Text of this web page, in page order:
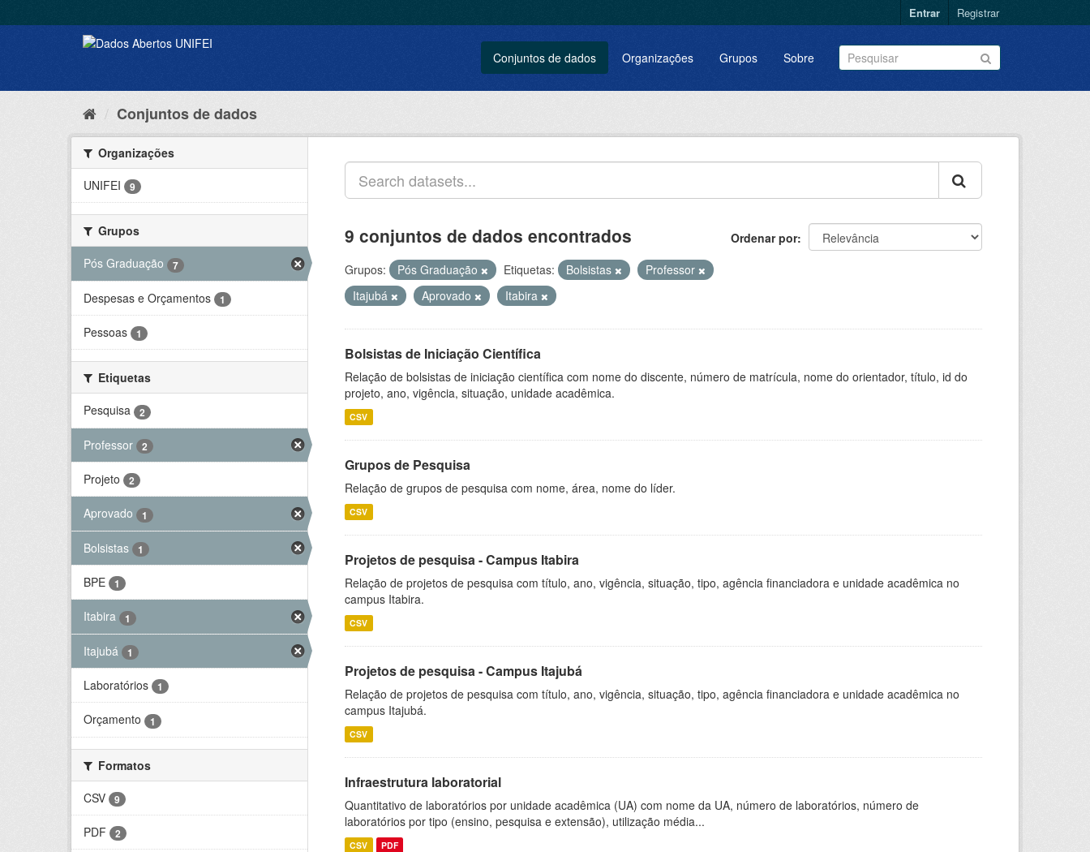
Entrar Registrar
Conjuntos de dados Organizações Grupos Sobre
Conjuntos de dados
Organizações
UNIFEI
9
Grupos
Pós Graduação
7
Despesas e Orçamentos 1
Pessoas 1
Etiquetas
Pesquisa
2
Professor 2
Projeto 2
Aprovado 1
Bolsistas 1
BPE 1
Itabira 1
Itajubá 1
Laboratórios 1
Orçamento 1
Formatos
CSV
9
PDF 2
Ordenar por
9 conjuntos de dados encontrados
Grupos: Pós Graduação Etiquetas: Bolsistas
Professor
Itajubá
Aprovado Itabira
Bolsistas de Iniciação Científica
Relação de bolsistas de iniciação científica com nome do discente, número de matrícula, nome do orientador, título, id do
projeto, ano, vigência, situação, unidade acadêmica.
CSV
Grupos de Pesquisa
Relação de grupos de pesquisa com nome, área, nome do líder.
CSV
Projetos de pesquisa - Campus Itabira
Relação de projetos de pesquisa com título, ano, vigência, situação, tipo, agência financiadora e unidade acadêmica no
campus Itabira.
CSV
Projetos de pesquisa - Campus Itajubá
Relação de projetos de pesquisa com título, ano, vigência, situação, tipo, agência financiadora e unidade acadêmica no
campus Itajubá.
CSV
Infraestrutura laboratorial
Quantitativo de laboratórios por unidade acadêmica (UA) com nome da UA, número de laboratórios, número de
laboratórios por tipo (ensino, pesquisa e extensão), utilização média...
CSV PDF